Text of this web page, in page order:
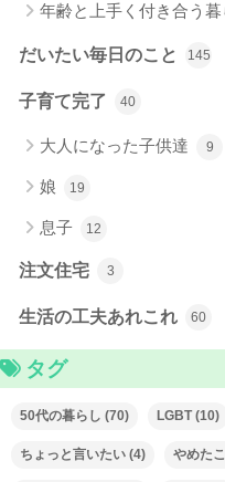
年齢と上手く付き合う
だいたい毎日のこと 145
子育て完了 40
大人になった子供達 9
娘 19
息子 12
注文住宅 3
生活の工夫あれこれ 60
タグ
50代の暮らし (70) LGBT(10)
ちょっと言いたい (4) やめた